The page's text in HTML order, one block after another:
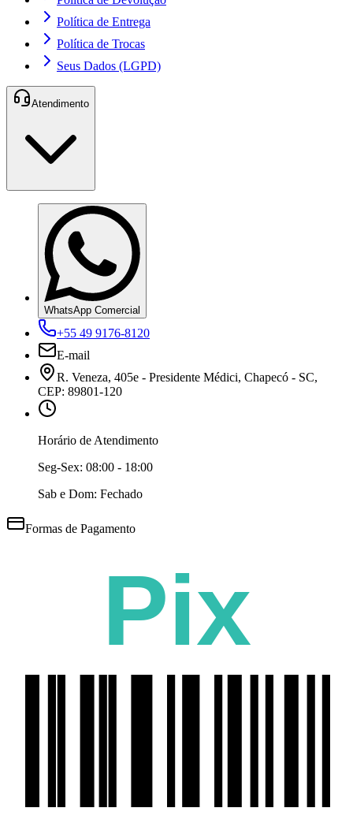
Política de Entrega
Política de Trocas
Seus Dados (LGPD)
Atendimento
WhatsApp Comercial
+55 49 9176-8120
E-mail
R. Veneza, 405e - Presidente Médici, Chapecó - SC,
CEP: 89801-120
Horário de Atendimento
Seg-Sex: 08:00 - 18:00
Sab e Dom: Fechado
Formas de Pagamento
Pix